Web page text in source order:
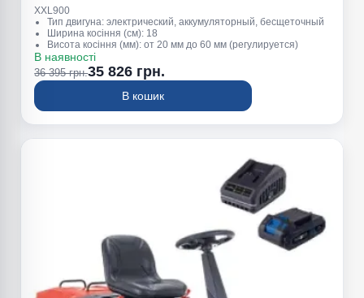
XXL900
Тип двигуна: электрический, аккумуляторный, бесщеточный
Ширина косіння (см): 18
Висота косіння (мм): от 20 мм до 60 мм (регулируется)
В наявності
36 395 грн.35 826 грн.
В кошик